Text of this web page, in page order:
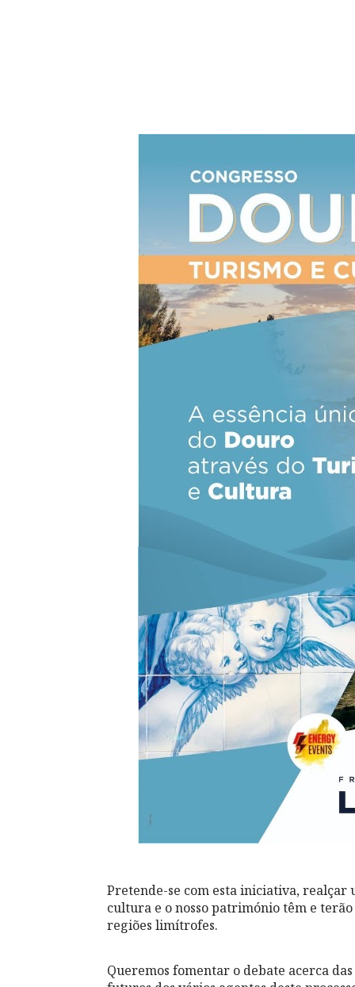
Pretende-se com esta iniciativa, realçar
cultura e o nosso património têm e
regiões limítrofes.
Queremos fomentar o debate acerca